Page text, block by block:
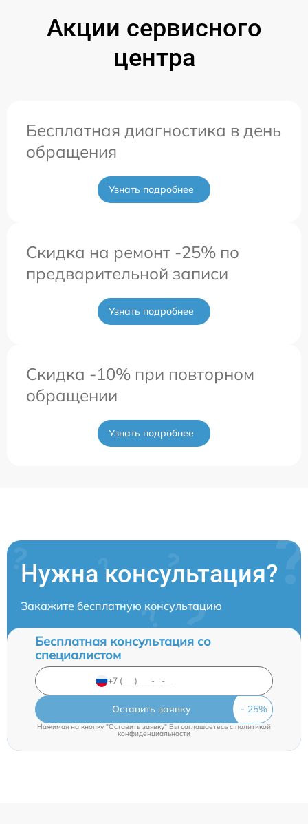
Акции сервисного
центра
Бесплатная диагностика в день
обращения
Узнать подробнее
Скидка на ремонт -25% по
предварительной записи
Узнать подробнее
Скидка -10% при повторном
обращении
Узнать подробнее
Нужна консультация?
Закажите бесплатную консультацию
Бесплатная консультация со
специалистом
Оставить заявку
Нажимая на кнопку "Оставить заявку" Вы соглашаетесь cполитикой
конфиденциальности